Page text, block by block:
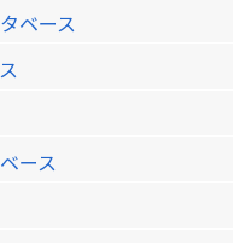
ベース
ース